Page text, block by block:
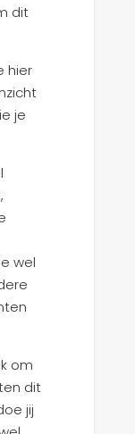
dit
hier
je
wel
om
dit
jij